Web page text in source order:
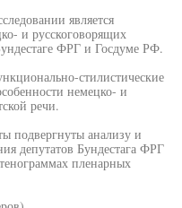
является
и русскоговорящих
ФРГ и Госдуме РФ.
стилистические
немецко- и
речи.
подвергнуты анализу и
депутатов Бундестага ФРГ
пленарных